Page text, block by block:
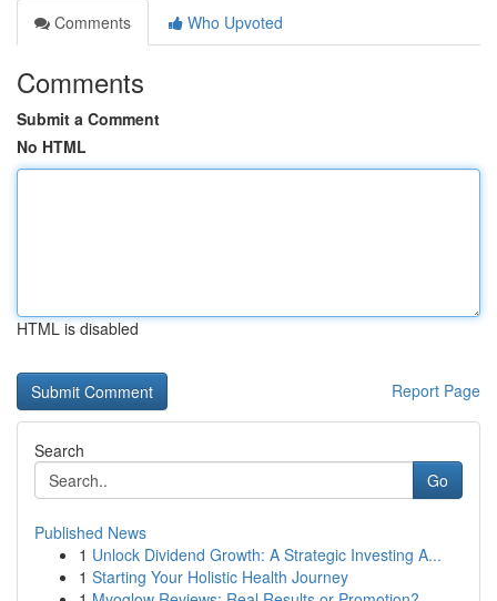
Comments
Who Upvoted
Comments
Submit a Comment
No HTML
HTML is disabled
Report Page
Search
Go
Published News
1 Unlock Dividend Growth: A Strategic Investing A...
1 Starting Your Holistic Health Journey